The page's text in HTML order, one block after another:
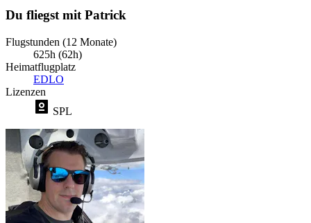
Du fliegst mit Patrick
Flugstunden (12 Monate)
625h (62h)
Heimatflugplatz
EDLO
Lizenzen
SPL